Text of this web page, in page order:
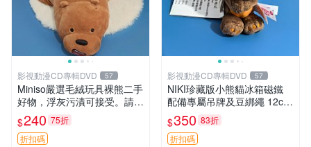
影視動漫CD專輯DVD 57
Miniso嚴選毛絨玩具裸熊二手
好物，浮灰污漬可接受。請詳
閱照片再下單，售出不退不
換。全新品相收藏推薦。 裸
熊 毛絨玩具 收藏
$240 75折
折扣碼
影視動漫CD專輯DVD 57
NIKI珍藏版小熊貓冰箱磁鐵
配備專屬吊牌及豆綁繩 12cm
廢品嚴選 好評推薦 小熊貓冰
箱貼 磁鐵掛件 冰箱飾品
$350 83折
折扣碼